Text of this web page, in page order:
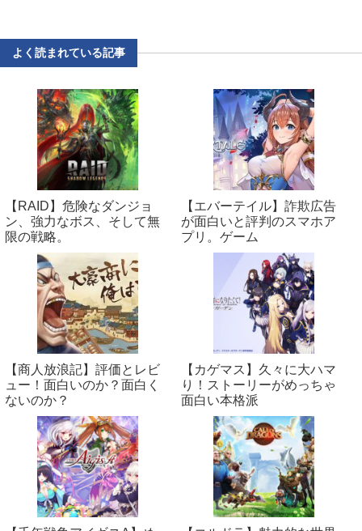
よく読まれている記事
【RAID】危険なダンジョ
ン、強力なボス、そして無
限の戦略。
【エバーテイル】詐欺広告
が面白いと評判のスマホア
プリ。ゲーム
【商人放浪‪記】評価とレビ
ュー！面白いのか？面白く
ないのか？
【カゲマス】久々に大ハマ
り！ストーリーがめっちゃ
面白い本格派